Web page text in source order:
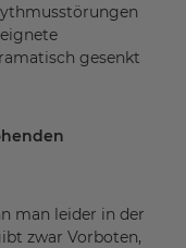
gesenkt
man leider in der
zwar Vorboten,